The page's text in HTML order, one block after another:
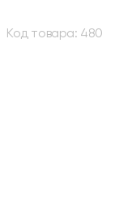
Код товара: 480